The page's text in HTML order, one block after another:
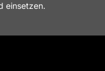
einsetzen.